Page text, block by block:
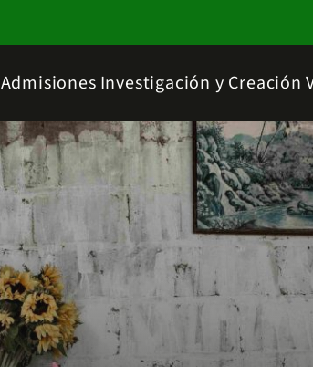
Admisiones Investigación y Creación